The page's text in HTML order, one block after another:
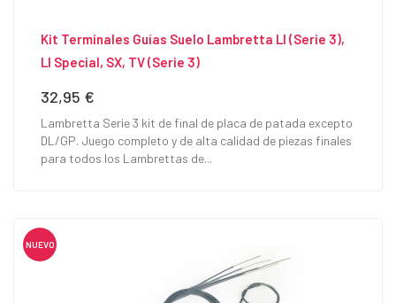
Kit Terminales Guías Suelo Lambretta LI (serie 3),
LI Special, SX, TV (serie 3)
Precio
32,95 €
Lambretta Serie 3 kit de final de placa de patada excepto
DL/GP. Juego completo y de alta calidad de piezas finales
para todos los Lambrettas de...
NUEVO